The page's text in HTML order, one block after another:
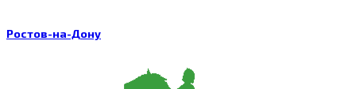
Ростов-на-Дону